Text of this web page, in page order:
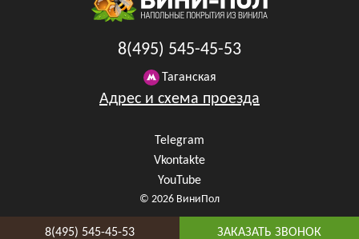
8(495) 545-45-53
Таганская
Адрес и схема проезда
Telegram
Vkontakte
YouTube
© 2026 ВиниПол
8(495) 545-45-53 ЗАКАЗАТЬ ЗВОНОК